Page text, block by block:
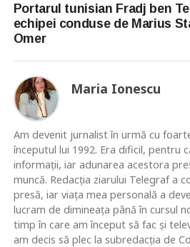
Portarul tunisian Fradj ben
echipei conduse de Marius
Omer
Maria Ionescu
Am devenit jurnalist în urmă cu
începutul lui 1992. Era dificil, pentru
informaţii, iar adunarea acestora
muncă. Redacţia ziarului Telegraf a
presă, iar viaţa mea personală a
lucram de dimineaţa până în cursul
timp în care am început să fac şi
am decis să plec la subredacţia de